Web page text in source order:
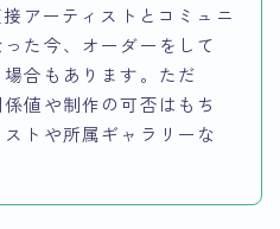
アーティストとコミュニ
た今、オーダーをして
合もあります。ただ
値や制作の可否はもち
トや所属ギャラリーな